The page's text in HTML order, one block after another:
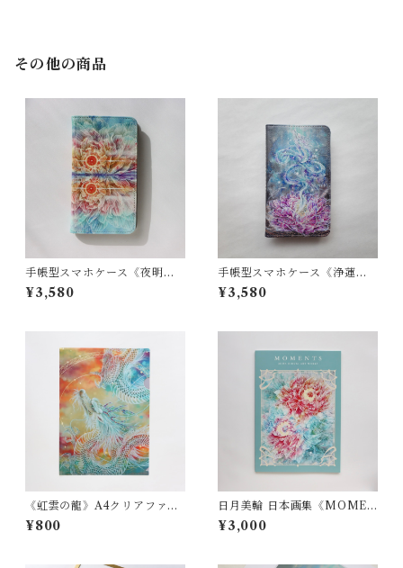
その他の商品
手帳型スマホケース《夜明け
の花》全機種対応・Mサイズ
¥3,580
手帳型スマホケース《浄蓮龍
誕》全機種対応
¥3,580
《虹雲の龍》A4クリアファイ
ル
¥800
日月美輪 日本画集《MOMEN
TS》
¥3,000